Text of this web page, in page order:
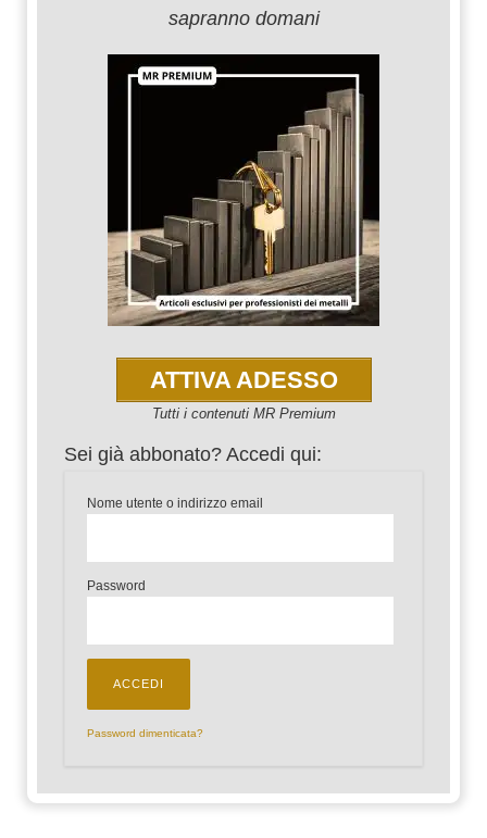
sapranno domani
ATTIVA ADESSO
Tutti i contenuti MR Premium
Sei già abbonato? Accedi qui:
Nome utente o indirizzo email
Password
Password dimenticata?